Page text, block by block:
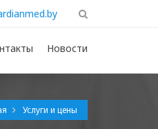
Новости
Услуги и цены